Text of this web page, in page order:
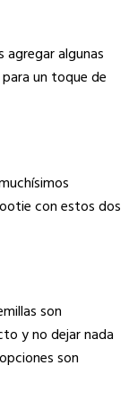
agregar algunas
un toque de
con estos dos
son
y no dejar nada
son